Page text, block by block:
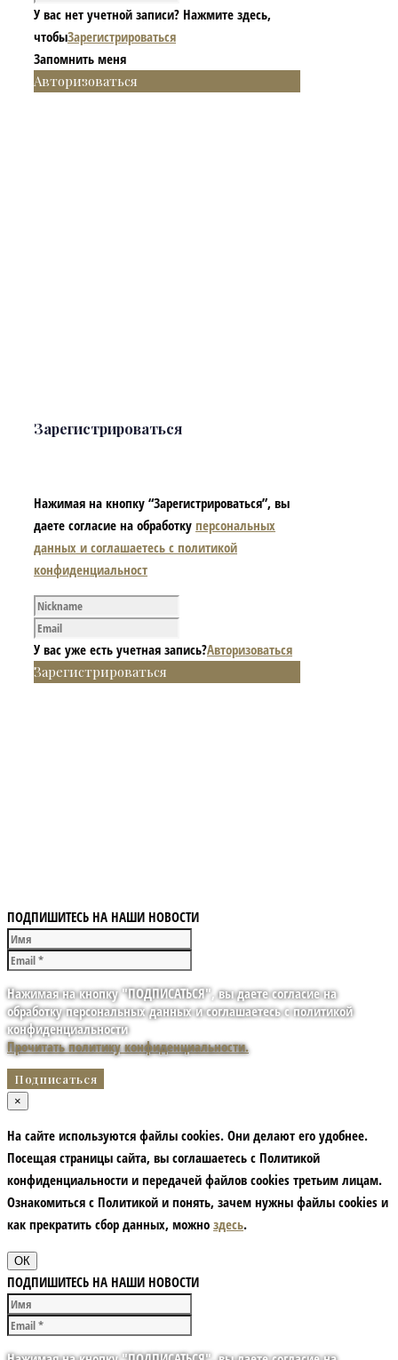
У вас нет учетной записи? Нажмите здесь,
чтобыЗарегистрироваться
Запомнить меня
Авторизоваться
Зарегистрироваться
Нажимая на кнопку “Зарегистрироваться”, вы
даете согласие на обработку персональных
данных и соглашаетесь с политикой
конфиденциальност
У вас уже есть учетная запись?Авторизоваться
Зарегистрироваться
ПОДПИШИТЕСЬ НА НАШИ НОВОСТИ
Нажимая на кнопку "ПОДПИСАТЬСЯ", вы даете согласие на
обработку персональных данных и соглашаетесь с политикой
конфиденциальности
Прочитать политику конфиденциальности.
×
На сайте используются файлы cookies. Они делают его удобнее.
Посещая страницы сайта, вы соглашаетесь с Политикой
конфиденциальности и передачей файлов cookies третьим лицам.
Ознакомиться с Политикой и понять, зачем нужны файлы сookies и
как прекратить сбор данных, можно здесь.
ОК
ПОДПИШИТЕСЬ НА НАШИ НОВОСТИ